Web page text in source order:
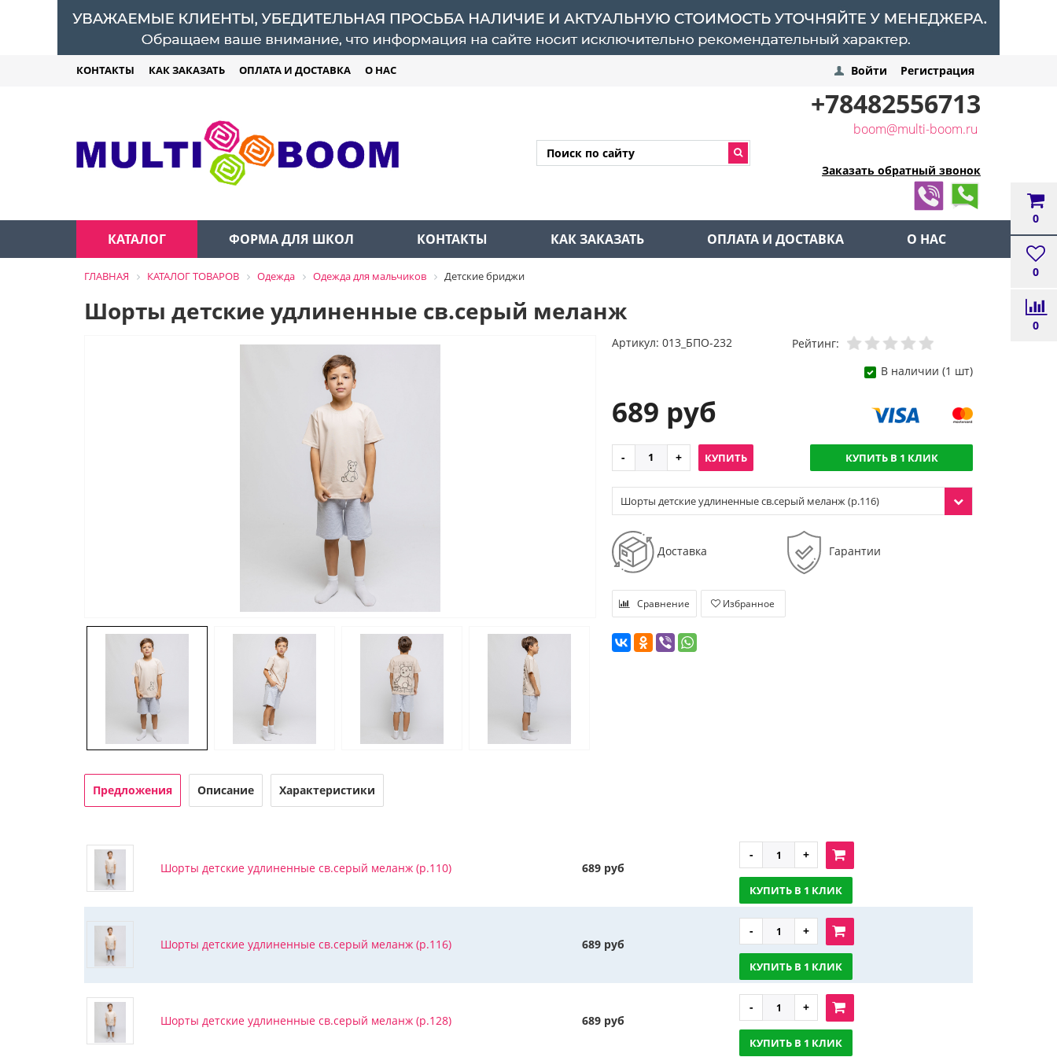
КОНТАКТЫ КАК ЗАКАЗАТЬ ОПЛАТА И ДОСТАВКА О НАС
0
0
0
Войти Регистрация
+78482556713
boom@multi-boom.ru
Заказать обратный звонок
КАТАЛОГ ФОРМА ДЛЯ ШКОЛ КОНТАКТЫ КАК ЗАКАЗАТЬ ОПЛАТА И ДОСТАВКА О НАС
ГЛАВНАЯ КАТАЛОГ ТОВАРОВ Одежда Одежда для мальчиков Детские бриджи
Шорты детские удлиненные св.серый меланж
Артикул: 013_БПО-232
Рейтинг:
В наличии (1 шт)
689 руб
КУПИТЬ КУПИТЬ В 1 КЛИК
Шорты детские удлиненные св.серый меланж (р.116)
Доставка Гарантии
Сравнение Избранное
Предложения Описание Характеристики
Шорты детские удлиненные св.серый меланж (р.110) 689 руб
КУПИТЬ В 1 КЛИК
Шорты детские удлиненные св.серый меланж (р.116) 689 руб
КУПИТЬ В 1 КЛИК
Шорты детские удлиненные св.серый меланж (р.128) 689 руб
КУПИТЬ В 1 КЛИК